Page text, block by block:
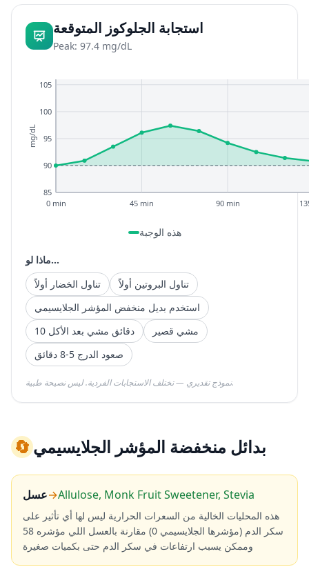
استجابة الجلوكوز المتوقعة
Peak: 97.4 mg/dL
85
90
95
100
105
0 min 45 min 90 min
mg/dL
هذه الوجبة
ماذا لو...
تناول الخضار أولاً
تناول البروتين أولاً
استخدم بديل منخفض المؤشر الجلايسيمي
10 دقائق مشي بعد الأكل
مشي قصير
صعود الدرج 5-8 دقائق
نموذج تقديري — تختلف الاستجابات الفردية. ليس نصيحة طبية.
🔄بدائل منخفضة المؤشر الجلايسيمي
عسل→Allulose, Monk Fruit Sweetener, Stevia
هذه المحليات الخالية من السعرات الحرارية ليس لها أي تأثير على
سكر الدم (مؤشرها الجلايسيمي 0) مقارنة بالعسل اللي مؤشره 58
وممكن يسبب ارتفاعات في سكر الدم حتى بكميات صغيرة